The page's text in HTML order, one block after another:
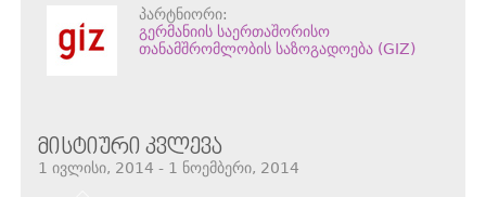
პარტნიორი:
გერმანიის საერთაშორისო
თანამშრომლობის საზოგადოება (GIZ)
ᲛᲘᲡᲢᲘᲣᲠᲘ ᲙᲕᲚᲔᲕᲐ
1 ივლისი, 2014 - 1 ნოემბერი, 2014